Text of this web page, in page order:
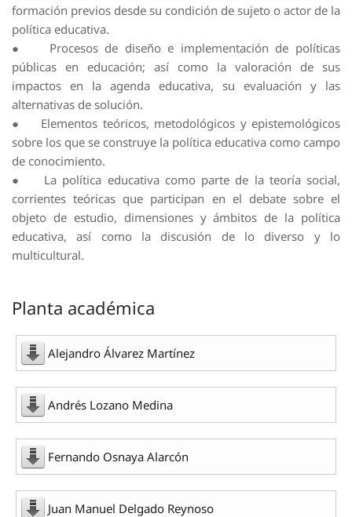
formación previos desde su condición de sujeto o actor de la
política educativa.
● Procesos de diseño e implementación de políticas
públicas en educación; así como la valoración de sus
impactos en la agenda educativa, su evaluación y las
alternativas de solución.
● Elementos teóricos, metodológicos y epistemológicos
sobre los que se construye la política educativa como campo
de conocimiento.
● La política educativa como parte de la teoría social,
corrientes teóricas que participan en el debate sobre el
objeto de estudio, dimensiones y ámbitos de la política
educativa, así como la discusión de lo diverso y lo
multicultural.
Planta académica
Alejandro Álvarez Martínez
Andrés Lozano Medina
Fernando Osnaya Alarcón
Juan Manuel Delgado Reynoso